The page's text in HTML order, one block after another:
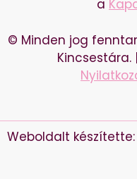
a
© Minden jog
Kincsestára. |
Weboldalt készítette: